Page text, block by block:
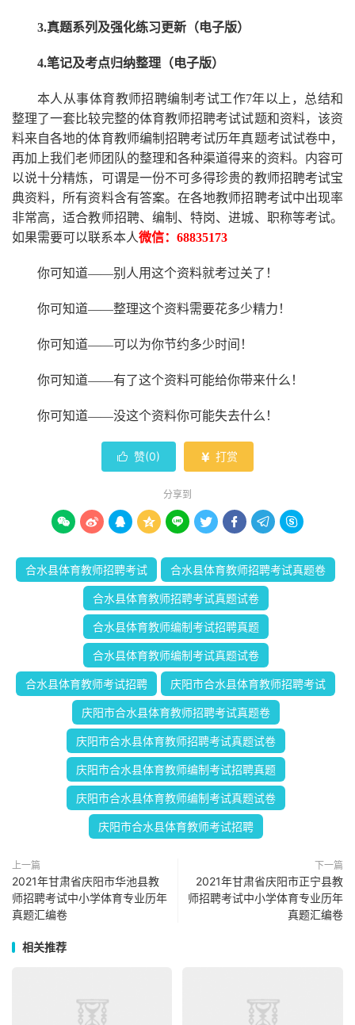
3.真题系列及强化练习更新（电子版）
4.笔记及考点归纳整理（电子版）
本人从事体育教师招聘编制考试工作7年以上，总结和
整理了一套比较完整的体育教师招聘考试试题和资料，该资
料来自各地的体育教师编制招聘考试历年真题考试试卷中，
再加上我们老师 团队的整理和各种渠道得来的资料。内容可
以说十分精炼，可谓是一份不可多得珍贵的教师招聘考试宝
典资料，所有资料含有答案。在各地教师招聘考试中出现率
非常高，适合教师招聘、编制、特岗、进城、职称等考试。
如果需要可以联系本人微信： 68835173
你可知道——别人用这个资料就考过关了！
你可知道——整理这个资料需要花多少精力 ！
你可知道——可以为你节约多少时间！
你可知道——有了这个资料可能给你带来什么！
你可知道——没这个资料你可能失去什么 ！
 赞(0)  打赏
分享到
        
合水县体育教师招聘考试 合水县体育教师招聘考试真题卷
合水县体育教师招聘考试真题试卷
合水县体育教师编制考试招聘真题
合水县体育教师编制考试真题试卷
合水县体育教师考试招聘 庆阳市合水县体育教师招聘考试
庆阳市合水县体育教师招聘考试真题卷
庆阳市合水县体育教师招聘考试真题试卷
庆阳市合水县体育教师编制考试招聘真题
庆阳市合水县体育教师编制考试真题试卷
庆阳市合水县体育教师考试招聘
上一篇
2021年甘肃省庆阳市华池县教
师招聘考试中小学体育专业历年
真题汇编卷
下一篇
2021年甘肃省庆阳市正宁县教
师招聘考试中小学体育专业历年
真题汇编卷
相关推荐